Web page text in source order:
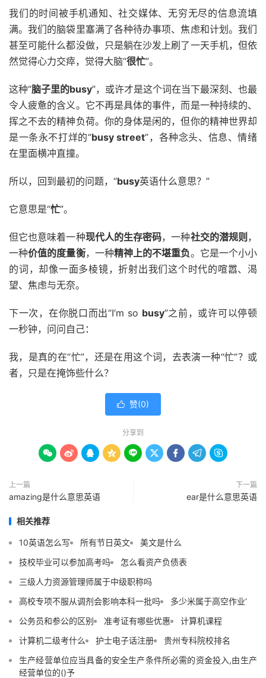
我们的时间被手机通知、社交媒体、无穷无尽的信息流填
满。我们的脑袋里塞满了各种待办事项、焦虑和计划。我们
甚至可能什么都没做，只是躺在沙发上刷了一天手机，但依
然觉得心力交瘁，觉得大脑“很忙”。
这种“脑子里的busy”，或许才是这个词在当下最深刻、也最
令人疲惫的含义。它不再是具体的事件，而是一种持续的、
挥之不去的精神负荷。你的身体是闲的，但你的精神世界却
是一条永不打烊的“busy street”，各种念头、信息、情绪
在里面横冲直撞。
所以，回到最初的问题，“busy英语什么意思？”
它意思是“忙”。
但它也意味着一种现代人的生存密码，一种社交的潜规则 ，
一种价值的度量衡，一种精神上的不堪重负。它是一个小小
的词，却像一面多棱镜，折射出我们这个时代的喧嚣、渴
望、焦虑与无奈。
下一次，在你脱口而出“I’m so busy”之前，或许可以停顿
一秒钟，问问自己：
我，是真的在“忙”，还是在用这个词，去表演一种“忙”？或
者，只是在掩饰些什么？
 赞(0)
分享到
        
上一篇
amazing是什么意思英语
下一篇
ear是什么意思英语
相关推荐
10英语怎么写 所有节日英文
美文是什么
技校毕业可以参加高考吗
怎么看资产负债表
三级人力资源管理师属于中级职称吗
高校专项不服从调剂会影响本科一批吗
多少米属于高空作业‘
公务员和参公的区别
准考证有哪些优惠
计算机课程
计算机二级考什么
护士电子话注册
贵州专科院校排名
生产经营单位应当具备的安全生产条件所必需的资金投入,由生产
经营单位的()予